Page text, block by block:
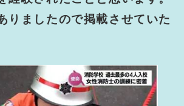
りましたので掲載させていた